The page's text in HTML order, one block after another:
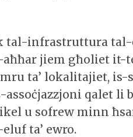
tal-infrastruttura
jiem għoliet it-
ta’ lokalitajiet,
assoċjazzjoni qalet li
u sofrew minn
ta’ ewro.